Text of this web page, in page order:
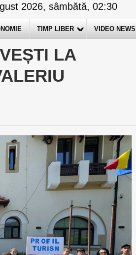
2026, sâmbătă, 02:30
TIMP LIBER VIDEO NEWS
LA